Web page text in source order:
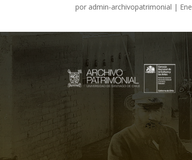
por admin-archivopatrimonial |